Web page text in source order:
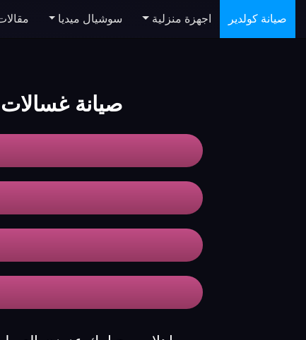
صيانة كولدير اجهزة منزلية سوشيال ميديا
صيانة غسالات koldair الاسكندرية